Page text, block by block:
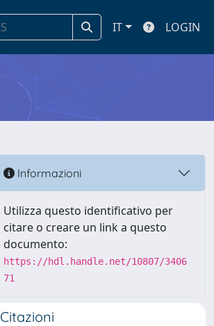
IT LOGIN
Informazioni
Utilizza questo identificativo per
citare o creare un link a questo
documento:
https://hdl.handle.net/10807/3406
71
Citazioni